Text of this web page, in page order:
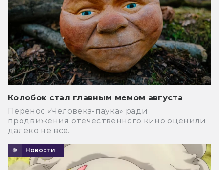
Колобок стал главным мемом августа
Перенос «Человека-паука» ради
продвижения отечественного кино оценили
далеко не все.
Новости